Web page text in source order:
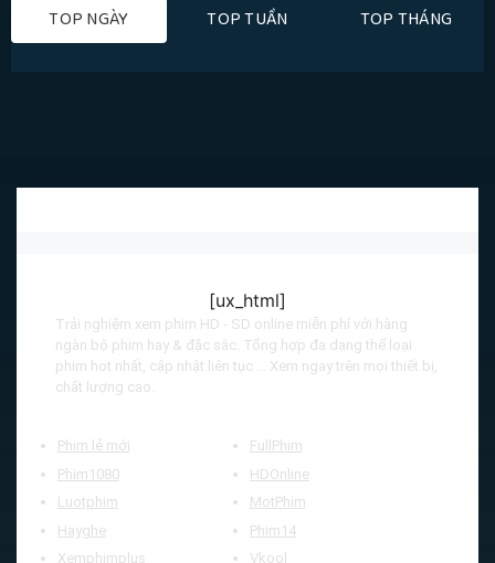
TOP NGÀY TOP TUẦN TOP THÁNG